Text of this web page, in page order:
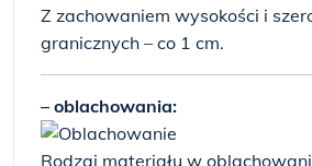
Z zachowaniem wysokości i
granicznych – co 1 cm.
– oblachowania:
Rodzaj materiału w